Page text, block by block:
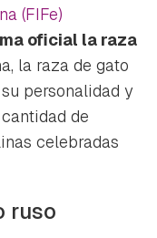
(FIFe)
oficial la raza
la raza de gato
personalidad y
de
celebradas
ruso